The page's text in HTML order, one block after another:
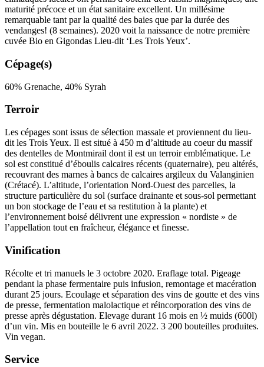
maturité précoce et un état sanitaire excellent. Un millésime
remarquable tant par la qualité des baies que par la durée des
vendanges! (8 semaines). 2020 voit la naissance de notre première
cuvée Bio en Gigondas Lieu-dit ‘Les Trois Yeux’.
Cépage(s)
60% Grenache, 40% Syrah
Terroir
Les cépages sont issus de sélection massale et proviennent du lieu-
dit les Trois Yeux. Il est situé à 450 m d’altitude au coeur du massif
des dentelles de Montmirail dont il est un terroiremblématique. Le
sol est constitué d’éboulis calcaires récents (quaternaire), peu altérés,
recouvrant des marnes à bancs de calcaires argileux du Valanginien
(Crétacé). L’altitude, l’orientation Nord-Ouest des parcelles, la
structure particulière du sol (surface drainante et sous-sol permettant
un bon stockage de l’eau et sa restitution à la plante) et
l’environnement boisé délivrent une expression « nordiste » de
l’appellation tout en fraîcheur, élégance et finesse.
Vinification
Récolte et tri manuels le 3 octobre 2020. Eraflage total. Pigeage
pendant la phase fermentaire puis infusion, remontage et macération
durant 25 jours. Ecoulage et séparation des vins de goutte et des vins
de presse, fermentation malolactique et réincorporation des vins de
presse après dégustation. Elevage durant 16 mois en ½ muids (600l)
d’un vin. Mis en bouteille le 6 avril 2022. 3 200 bouteilles produites.
Vin vegan.
Service